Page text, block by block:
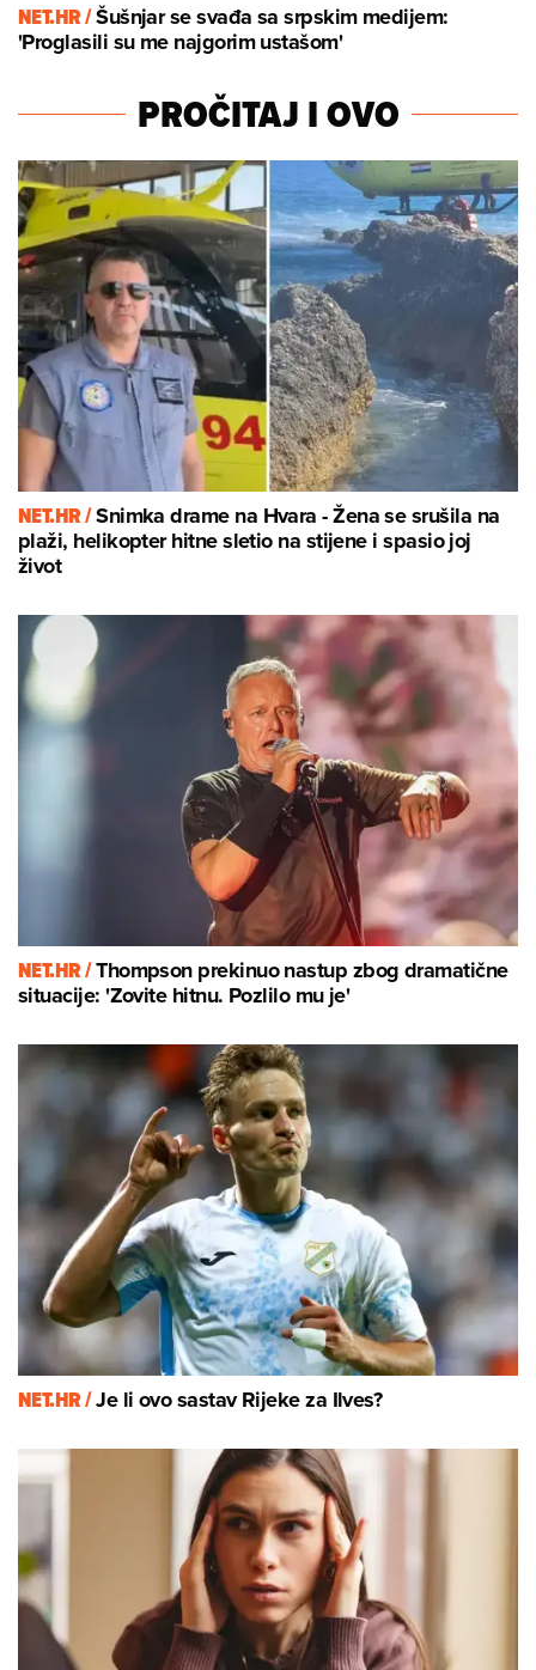
NET.HR /Šušnjar se svađa sa srpskim medijem:
'Proglasili su me najgorim ustašom'
PROČITAJ I OVO
NET.HR /Snimka drame na Hvara - Žena se srušila na
plaži, helikopter hitne sletio na stijene i spasio joj
život
NET.HR /Thompson prekinuo nastup zbog dramatične
situacije: 'Zovite hitnu. Pozlilo mu je'
NET.HR /Je li ovo sastav Rijeke za Ilves?